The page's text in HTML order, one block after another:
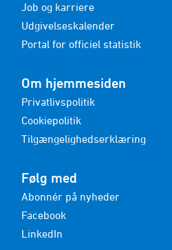
Job og karriere
Udgivelseskalender
Portal for officiel statistik
Om hjemmesiden
Privatlivspolitik
Cookiepolitik
Tilgængelighedserklæring
Følg med
Abonnér på nyheder
Facebook
LinkedIn